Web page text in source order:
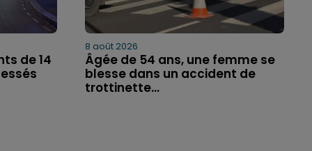
de 14
8 août 2026
Âgée de 54 ans, une femme se
blesse dans un accident de
trottinette...